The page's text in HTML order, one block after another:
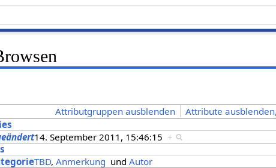
Attributgruppen ausblenden
Attribute
14. September 2011, 15:46:15 +
TBD,Anmerkung undAutor